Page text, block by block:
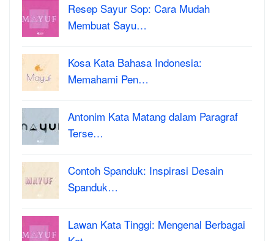
Resep Sayur Sop: Cara Mudah
Membuat Sayu…
Kosa Kata Bahasa Indonesia:
Memahami Pen…
Antonim Kata Matang dalam Paragraf
Terse…
Contoh Spanduk: Inspirasi Desain
Spanduk…
Lawan Kata Tinggi: Mengenal Berbagai